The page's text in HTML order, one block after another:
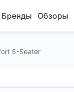
Бренды Обзоры
5-Seater